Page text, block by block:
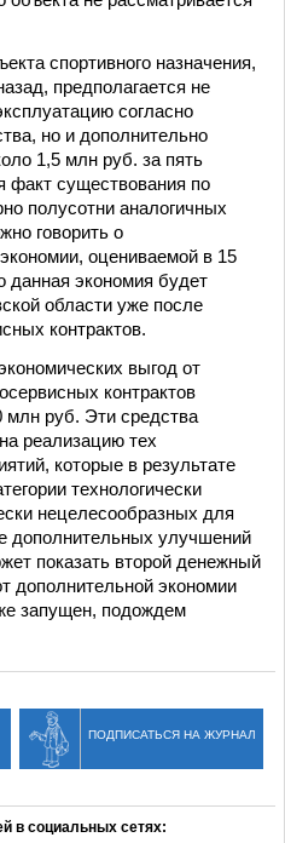
спортивного назначения,
предполагается не
согласно
но и дополнительно
1,5 млн руб. за пять
факт существования по
полусотни аналогичных
говорить о
оцениваемой в 15
данная экономия будет
области уже после
контрактов.
выгод от
контрактов
млн руб. Эти средства
реализацию тех
которые в результате
технологически
нецелесообразных для
дополнительных улучшений
показать второй денежный
дополнительной экономии
запущен, подождем
ПОДПИСАТЬСЯ НА ЖУРНАЛ
в социальных сетях: